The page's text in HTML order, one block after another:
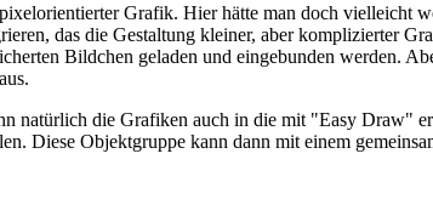
Grafik. Hier hätte man doch vielleicht
das die Gestaltung kleiner, aber komplizierter
Bildchen geladen und eingebunden werden.
natürlich die Grafiken auch in die mit "Easy Draw"
Diese Objektgruppe kann dann mit einem